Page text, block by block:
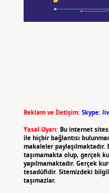
Reklam ve İletişim: Skype:
Yasal Uyarı: Bu internet
ile hiçbir bağlantısı
makaleler
taşımamakta olup, gerçek
yapılmamaktadır. Gerçek
tesadüfidir. Sitemizdeki
taşımazlar.